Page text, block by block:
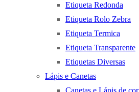
Etiqueta Redonda
Etiqueta Rolo Zebra
Etiqueta Termica
Etiqueta Transparente
Etiquetas Diversas
Lápis e Canetas
Canetas e Lápis de cor